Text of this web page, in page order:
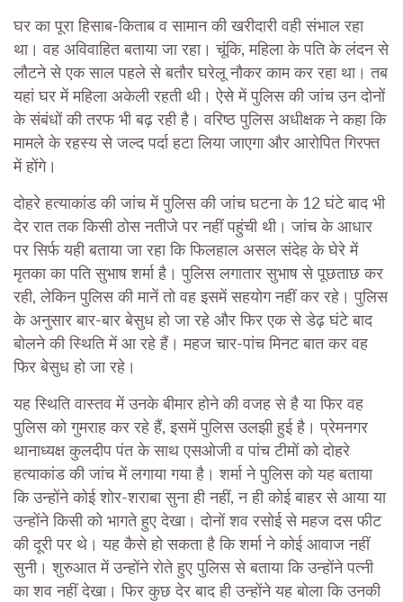
घर का पूरा हिसाब-किताब व सामान की खरीदारी वही संभाल रहा
था। वह अविवाहित बताया जा रहा। चूंकि, महिला के पति के लंदन से
लौटने से एक साल पहले से बतौर घरेलू नौकर काम कर रहा था। तब
यहां घर में महिला अकेली रहती थी। ऐसे में पुलिस की जांच उन दोनों
के संबंधों की तरफ भी बढ़ रही है। वरिष्ठ पुलिस अधीक्षक ने कहा कि
मामले के रहस्य से जल्द पर्दा हटा लिया जाएगा और आरोपित गिरफ्त
में होंगे।
दोहरे हत्याकांड की जांच में पुलिस की जांच घटना के 12 घंटे बाद भी
देर रात तक किसी ठोस नतीजे पर नहीं पहुंची थी। जांच के आधार
पर सिर्फ यही बताया जा रहा कि फिलहाल असल संदेह के घेरे में
मृतका का पति सुभाष शर्मा है। पुलिस लगातार सुभाष से पूछताछ कर
रही, लेकिन पुलिस की मानें तो वह इसमें सहयोग नहीं कर रहे। पुलिस
के अनुसार बार-बार बेसुध हो जा रहे और फिर एक से डेढ़ घंटे बाद
बोलने की स्थिति में आ रहे हैं। महज चार-पांच मिनट बात कर वह
फिर बेसुध हो जा रहे।
यह स्थिति वास्तव में उनके बीमार होने की वजह से है या फिर वह
पुलिस को गुमराह कर रहे हैं, इसमें पुलिस उलझी हुई है। प्रेमनगर
थानाध्यक्ष कुलदीप पंत के साथ एसओजी व पांच टीमों को दोहरे
हत्याकांड की जांच में लगाया गया है। शर्मा ने पुलिस को यह बताया
कि उन्होंने कोई शोर-शराबा सुना ही नहीं, न ही कोई बाहर से आया या
उन्होंने किसी को भागते हुए देखा। दोनों शव रसोई से महज दस फीट
की दूरी पर थे। यह कैसे हो सकता है कि शर्मा ने कोई आवाज नहीं
सुनी। शुरुआत में उन्होंने रोते हुए पुलिस से बताया कि उन्होंने पत्नी
का शव नहीं देखा। फिर कुछ देर बाद ही उन्होंने यह बोला कि उनकी